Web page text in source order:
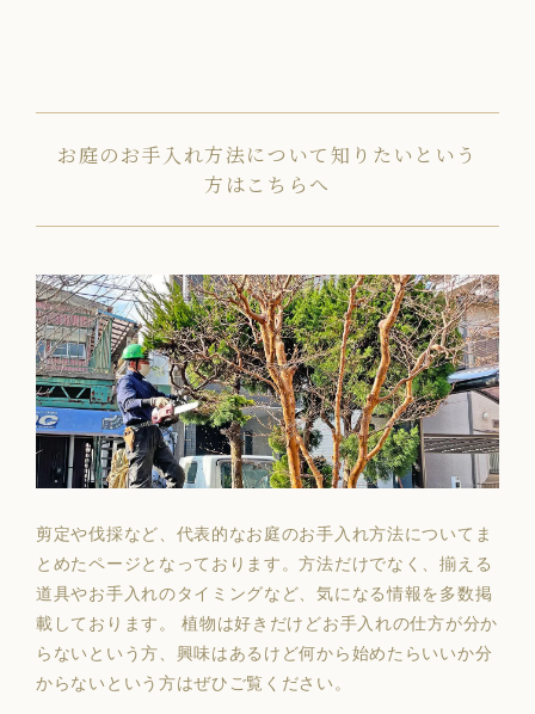
お庭のお手入れ方法について知りたいという
方はこちらへ
剪定や伐採など、代表的なお庭のお手入れ方法についてま
とめたページとなっております。方法だけでなく、揃える
道具やお手入れのタイミングなど、気になる情報を多数掲
載しております。 植物は好きだけどお手入れの仕方が分か
らないという方、興味はあるけど何から始めたらいいか分
からないという方はぜひご覧ください。